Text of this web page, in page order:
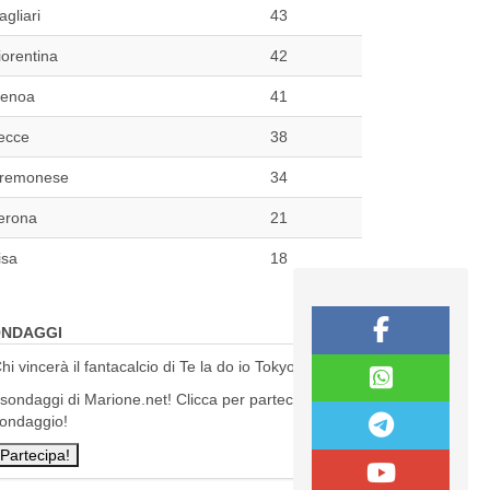
43
42
41
38
34
21
18
vincerà il fantacalcio di Te la do io Tokyo?
di Marione.net! Clicca per partecipare al